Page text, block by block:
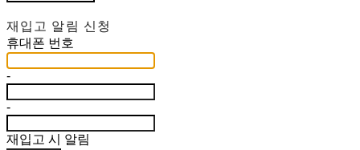
재입고 알림 신청
휴대폰 번호
-
-
재입고 시 알림